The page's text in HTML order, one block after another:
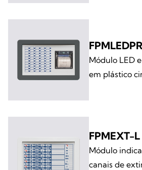
Módulo LED
em plástico
FPMEXT-L
Módulo
canais de